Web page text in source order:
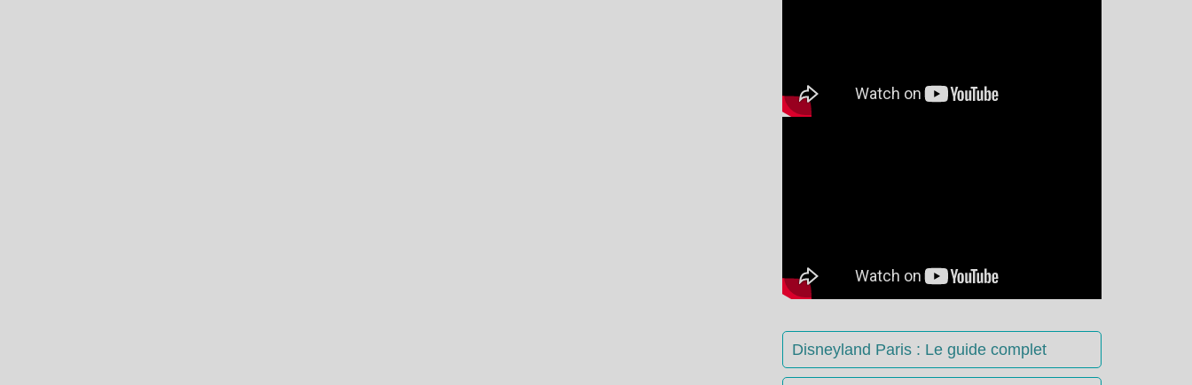
Disneyland Paris : Le guide complet